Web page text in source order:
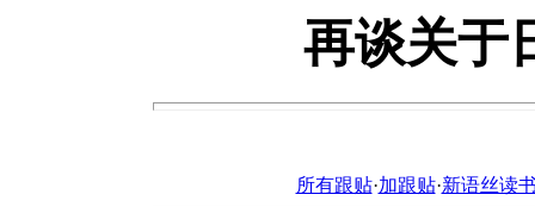
再谈关于
所有跟贴·加跟贴·新语丝读